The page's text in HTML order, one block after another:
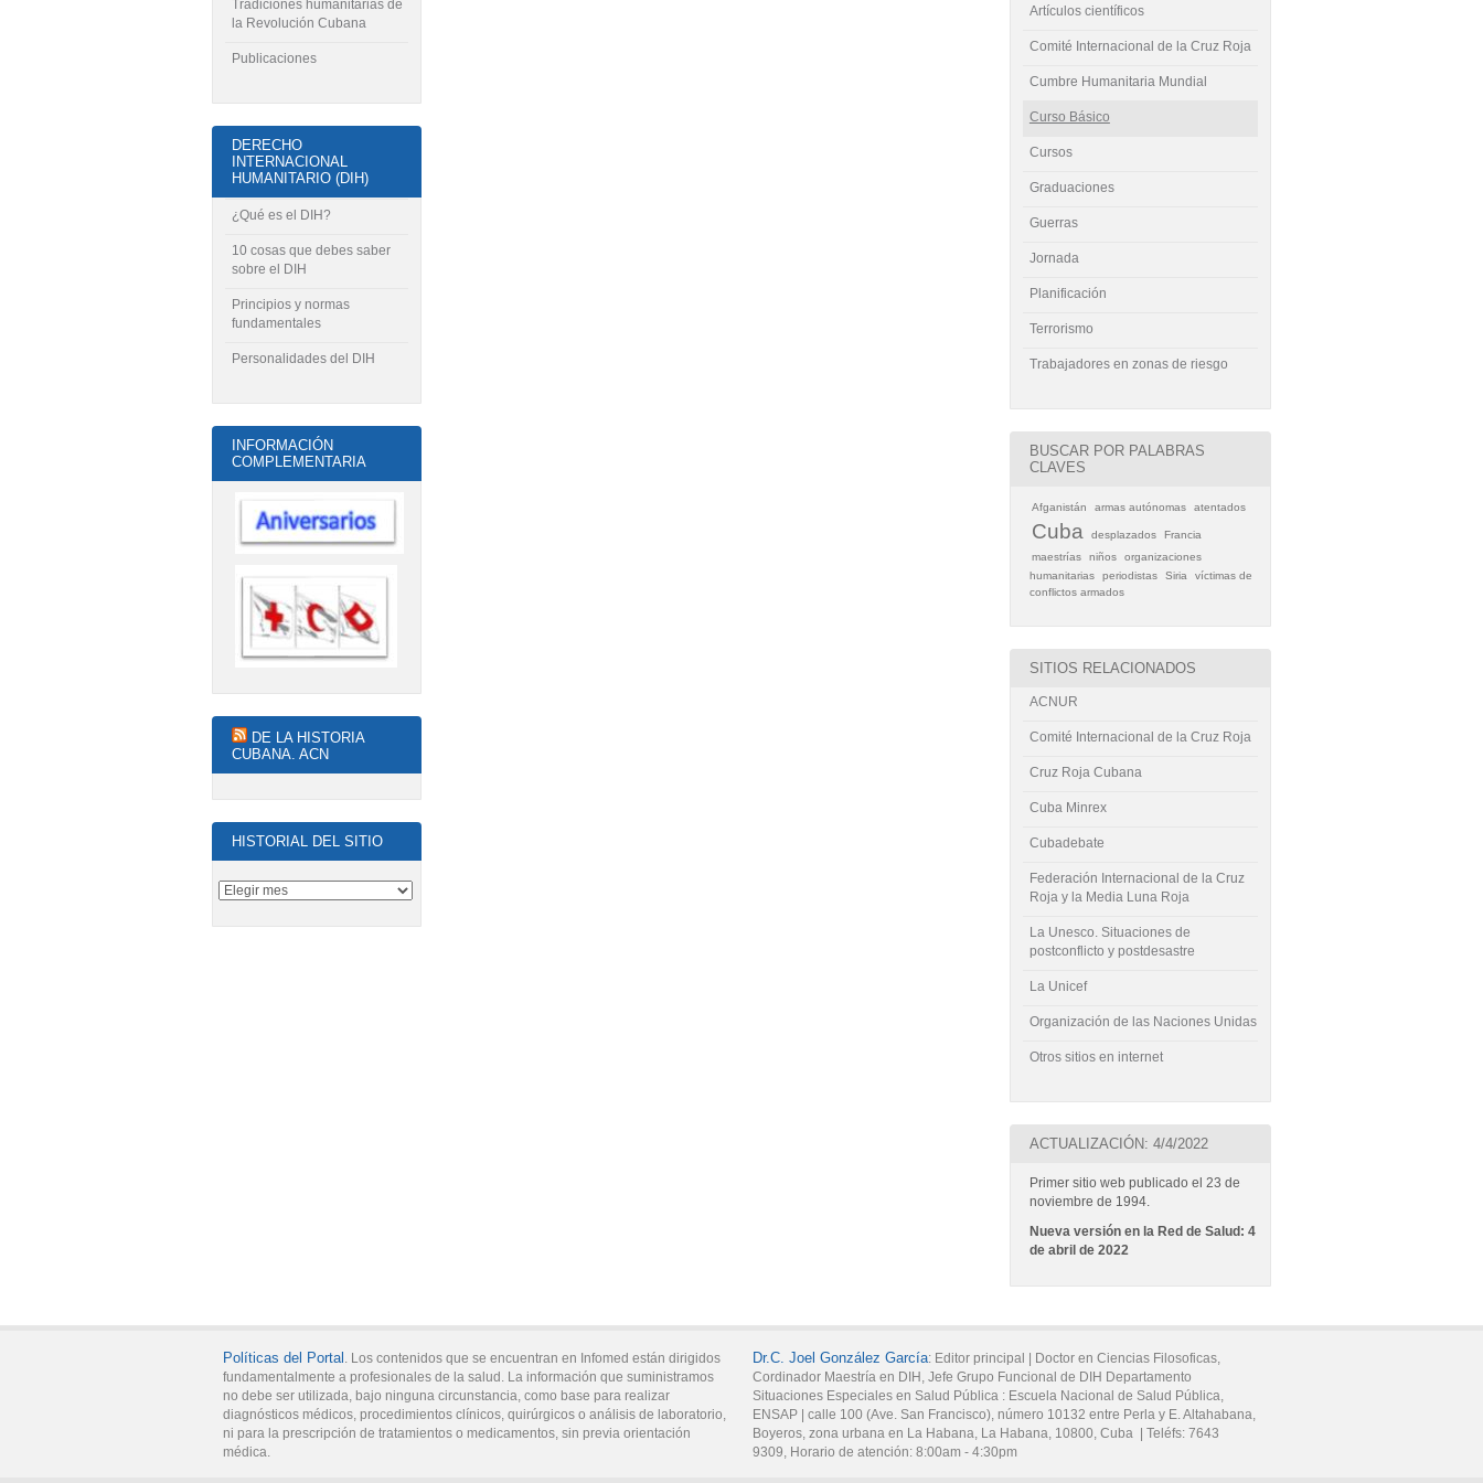
Tradiciones humanitarias de
la Revolución Cubana
Publicaciones
DERECHO
INTERNACIONAL
HUMANITARIO (DIH)
¿Qué es el DIH?
10 cosas que debes saber
sobre el DIH
Principios y normas
fundamentales
Personalidades del DIH
INFORMACIÓN
COMPLEMENTARIA
DE LA HISTORIA
CUBANA. ACN
HISTORIAL DEL SITIO
Artículos científicos
Comité Internacional de la Cruz Roja
Cumbre Humanitaria Mundial
Curso Básico
Cursos
Graduaciones
Guerras
Jornada
Planificación
Terrorismo
Trabajadores en zonas de riesgo
BUSCAR POR PALABRAS
CLAVES
Afganistán armas autónomas atentados
Cuba desplazados
Francia
maestrías
niños
organizaciones
humanitarias
periodistas Siria
víctimas de
conflictos armados
SITIOS RELACIONADOS
ACNUR
Comité Internacional de la Cruz Roja
Cruz Roja Cubana
Cuba Minrex
Cubadebate
Federación Internacional de la Cruz
Roja y la Media Luna Roja
La Unesco. Situaciones de
postconflicto y postdesastre
La Unicef
Organización de las Naciones Unidas
Otros sitios en internet
ACTUALIZACIÓN: 4/4/2022
Primer sitio web publicado el 23 de
noviembre de 1994.
Nueva versión en la Red de Salud: 4
de abril de 2022
Dr.C. Joel González García: Editor principal |
Doctor en Ciencias Filosoficas,
Cordinador Maestría en DIH, Jefe Grupo Funcional de DIH Departamento
Situaciones Especiales en Salud Pública : Escuela Nacional de Salud Pública,
ENSAP | calle 100 (Ave. San Francisco), número 10132 entre Perla y E. Altahabana,
Boyeros, zona urbana en La Habana, La Habana, 10800, Cuba Teléfs: 7643
9309, Horario de atención: 8:00am - 4:30pm
Políticas del Portal . Los contenidos que se encuentran en Infomed están dirigidos
fundamentalmente a profesionales de la salud. La información que suministramos
no debe ser utilizada, bajo ninguna circunstancia, como base para realizar
diagnósticos médicos, procedimientos clínicos, quirúrgicos o análisis de laboratorio,
ni para la prescripción de tratamientos o medicamentos, sin previa orientación
médica.